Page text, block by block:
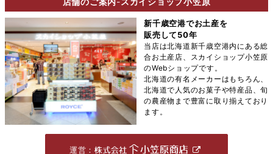
新千歳空港でお土産を
販売して50年
当店は北海道新千歳空港内にある総
合お土産店、スカイショップ小笠原
のWebショップです。
北海道の有名メーカーはもちろん、
北海道で人気のお菓子や特産品、旬
の農産物まで豊富に取り揃えており
ます。
運営：